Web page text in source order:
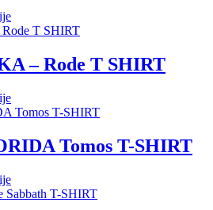
Ovaj
proizvod
više
varijanti.
se
mogu
na
stranici
– Rode T SHIRT
Ovaj
proizvod
više
varijanti.
se
mogu
Tomos T-SHIRT
Ovaj
proizvod